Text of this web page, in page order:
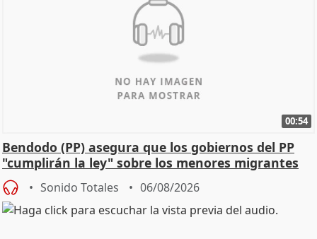
00:54
Bendodo (PP) asegura que los gobiernos del PP
"cumplirán la ley" sobre los menores migrantes
Sonido Totales 06/08/2026